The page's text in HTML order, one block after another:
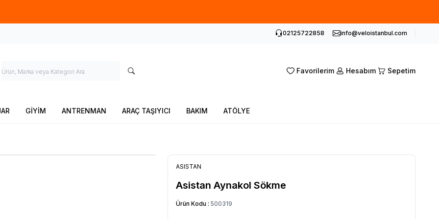
02125722858 info@veloistanbul.com
Favorilerim Hesabım Sepetim
GİYİM ANTRENMAN ARAÇ TAŞIYICI BAKIM ATÖLYE
ASISTAN
Asistan Aynakol Sökme
Ürün Kodu : 500319